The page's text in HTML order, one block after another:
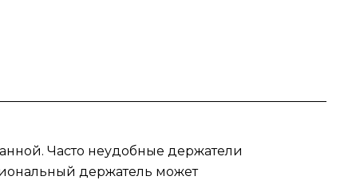
Часто неудобные держатели
держатель может